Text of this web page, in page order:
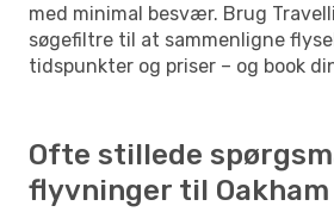
med minimal besvær. Brug
søgefiltre til at sammenligne
tidspunkter og priser – og book
Ofte stillede
flyvninger til Oakham